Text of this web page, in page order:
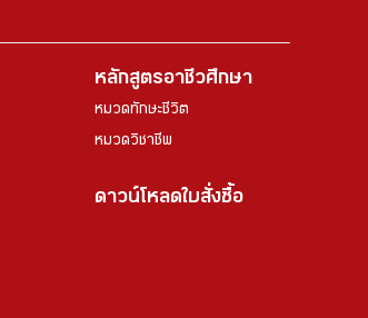
หลักสูตรอาชีวศึกษา
หมวดทักษะชีวิต
หมวดวิชาชีพ
ดาวน์โหลดใบสั่งซื้อ